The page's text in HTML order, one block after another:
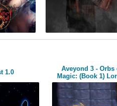
1.0
Aveyond 3 - Orbs
Magic: (Book 1)